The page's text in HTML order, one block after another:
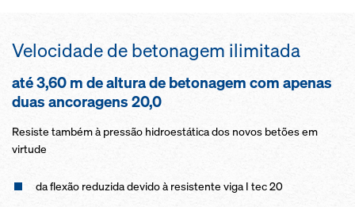
Velocidade de betonagem ilimitada
até 3,60 m de altura de betonagem com apenas
duas ancoragens 20,0
Resiste também à pressão hidroestática dos novos betões em
virtude
da flexão reduzida devido à resistente viga I tec 20